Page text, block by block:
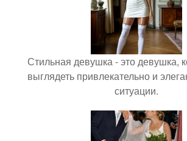
Стильная девушка - это девушка,
выглядеть привлекательно и
ситуации.